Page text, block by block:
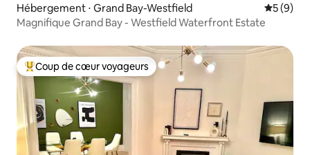
Hébergement ⋅ Grand Bay-Westfield
5 (9)
Magnifique Grand Bay - Westfield Waterfront Estate
Coups de cœur voyageurs les plus appréciés
Coup de cœur voyageurs